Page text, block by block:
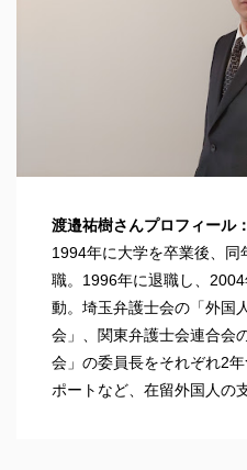
渡邉祐樹さんプロフィール：
1994年に大学を卒業後、
職。1996年に退職し、
動。埼玉弁護士会の「外国
会」、関東弁護士会連合会
会」の委員長をそれぞれ2
ポートなど、在留外国人の